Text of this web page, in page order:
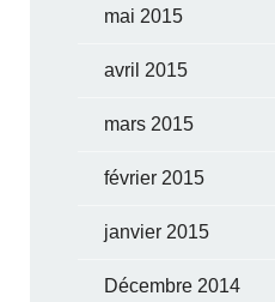
mai 2015
avril 2015
mars 2015
février 2015
janvier 2015
Décembre 2014